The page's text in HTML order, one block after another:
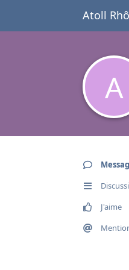
Atoll
A
J'aime